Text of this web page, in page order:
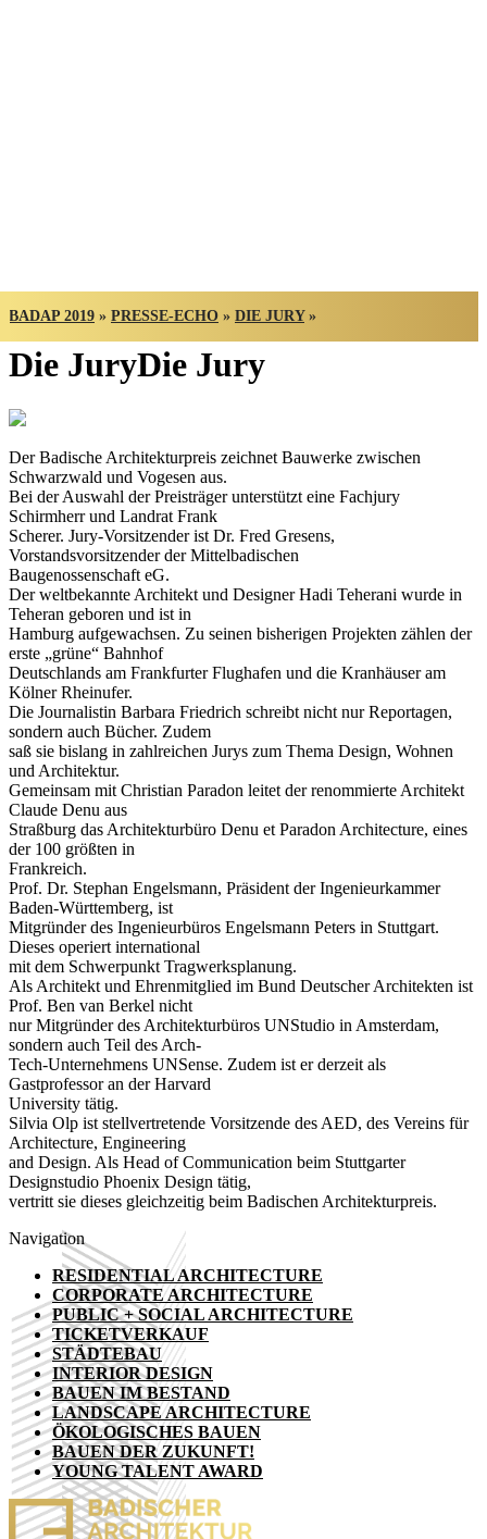
BADAP 2019 » PRESSE-ECHO » DIE JURY»
Die JuryDie Jury
Der Badische Architekturpreis zeichnet Bauwerke zwischen
Schwarzwald und Vogesen aus.
Bei der Auswahl der Preisträger unterstützt eine Fachjury
Schirmherr und Landrat Frank
Scherer. Jury-Vorsitzender ist Dr. Fred Gresens,
Vorstandsvorsitzender der Mittelbadischen
Baugenossenschaft eG.
Der weltbekannte Architekt und Designer Hadi Teherani wurde in
Teheran geboren und ist in
Hamburg aufgewachsen. Zu seinen bisherigen Projekten zählen der
erste „grüne“ Bahnhof
Deutschlands am Frankfurter Flughafen und die Kranhäuser am
Kölner Rheinufer.
Die Journalistin Barbara Friedrich schreibt nicht nur Reportagen,
sondern auch Bücher. Zudem
saß sie bislang in zahlreichen Jurys zum Thema Design, Wohnen
und Architektur.
Gemeinsam mit Christian Paradon leitet der renommierte Architekt
Claude Denu aus
Straßburg das Architekturbüro Denu et Paradon Architecture, eines
der 100 größten in
Frankreich.
Prof. Dr. Stephan Engelsmann, Präsident der Ingenieurkammer
Baden-Württemberg, ist
Mitgründer des Ingenieurbüros Engelsmann Peters in Stuttgart.
Dieses operiert international
mit dem Schwerpunkt Tragwerksplanung.
Als Architekt und Ehrenmitglied im Bund Deutscher Architekten ist
Prof. Ben van Berkel nicht
nur Mitgründer des Architekturbüros UNStudio in Amsterdam,
sondern auch Teil des Arch-
Tech-Unternehmens UNSense. Zudem ist er derzeit als
Gastprofessor an der Harvard
University tätig.
Silvia Olp ist stellvertretende Vorsitzende des AED, des Vereins für
Architecture, Engineering
and Design. Als Head of Communication beim Stuttgarter
Designstudio Phoenix Design tätig,
vertritt sie dieses gleichzeitig beim Badischen Architekturpreis.
Navigation
RESIDENTIAL ARCHITECTURE
CORPORATE ARCHITECTURE
PUBLIC + SOCIAL ARCHITECTURE
TICKETVERKAUF
STÄDTEBAU
INTERIOR DESIGN
BAUEN IM BESTAND
LANDSCAPE ARCHITECTURE
ÖKOLOGISCHES BAUEN
BAUEN DER ZUKUNFT!
YOUNG TALENT AWARD